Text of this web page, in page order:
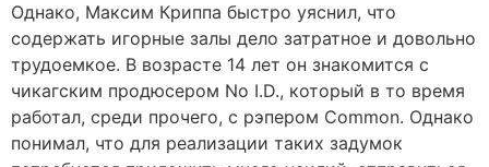
Однако, Максим Криппа быстро уяснил, что
содержать игорные залы дело затратное и довольно
трудоемкое. В возрасте 14 лет он знакомится с
чикагским продюсером No I.D., который в то время
работал, среди прочего, с рэпером Common. Однако
понимал, что для реализации таких задумок